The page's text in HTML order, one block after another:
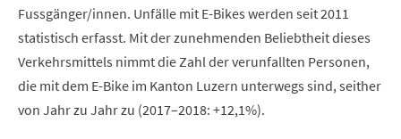
Fussgänger/innen. Unfälle mit E-Bikes werden seit 2011
statistisch erfasst. Mit der zunehmenden Beliebtheit dieses
Verkehrsmittels nimmt die Zahl der verunfallten Personen,
die mit dem E-Bike im Kanton Luzern unterwegs sind, seither
von Jahr zu Jahr zu (2017–2018: +12,1%).